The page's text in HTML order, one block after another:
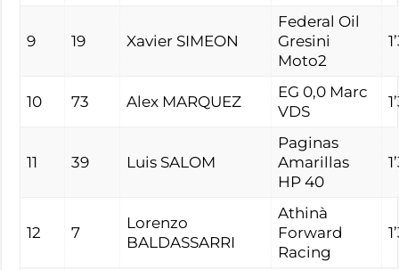
9 19 Xavier SIMEON
Federal Oil
Gresini
Moto2
10 73 Alex MARQUEZ
EG 0,0 Marc
VDS
11 39 Luis SALOM
Paginas
Amarillas
HP 40
12 7
Lorenzo
BALDASSARRI
Athinà
Forward
Racing